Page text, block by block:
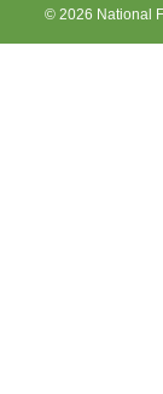
© 2026 National